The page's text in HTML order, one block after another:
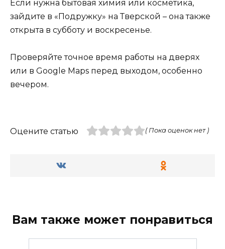
Если нужна бытовая химия или косметика,
зайдите в «Подружку» на Тверской – она также
открыта в субботу и воскресенье.
Проверяйте точное время работы на дверях
или в Google Maps перед выходом, особенно
вечером.
Оцените статью ( Пока оценок нет )
Вам также может понравиться